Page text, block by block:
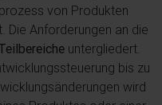
von Produkten
Die Anforderungen an die
untergliedert.
bis zu
wird